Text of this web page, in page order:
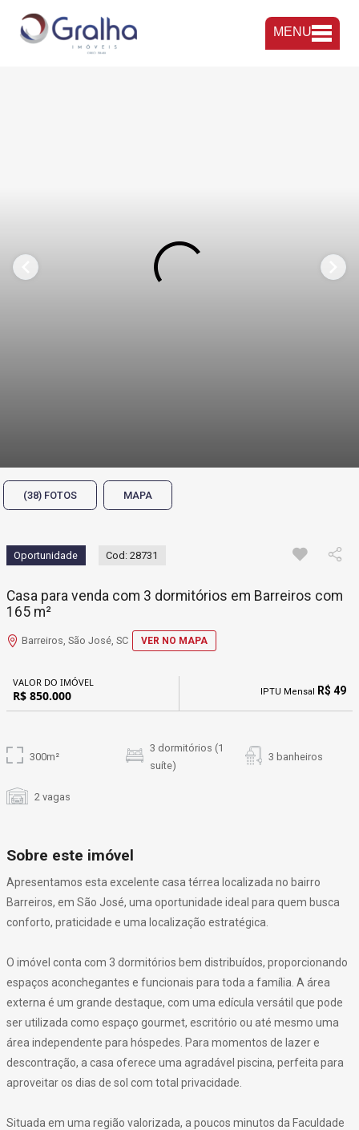
MENU
(38) FOTOS MAPA
Oportunidade Cod: 28731
Casa para venda com 3 dormitórios em Barreiros com
165 m²
Barreiros, São José, SC VER NO MAPA
VALOR DO IMÓVEL
R$ 850.000 IPTU Mensal R$ 49
300m²
3 dormitórios (1
suíte)
3 banheiros
2 vagas
Sobre este imóvel
Apresentamos esta excelente casa térrea localizada no bairro
Barreiros, em São José, uma oportunidade ideal para quem busca
conforto, praticidade e uma localização estratégica.
O imóvel conta com 3 dormitórios bem distribuídos, proporcionando
espaços aconchegantes e funcionais para toda a família. A área
externa é um grande destaque, com uma edícula versátil que pode
ser utilizada como espaço gourmet, escritório ou até mesmo uma
área independente para hóspedes. Para momentos de lazer e
descontração, a casa oferece uma agradável piscina, perfeita para
aproveitar os dias de sol com total privacidade.
Situada em uma região valorizada, a poucos minutos da Faculdade